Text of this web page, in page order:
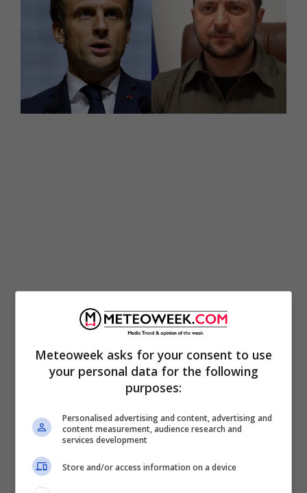
Il presidente francese,Emmanuel Macron
insistito sulla necessità diavviare trattative
tra Russia e Ucraina per arrivare a un
. Macron ha promesso
garanzie europee a Kiev dopo aver definito la
Russia“una potenza temibile”
europei“non vogliono la guerra” .“Il
presidente ucraino dovrà negoziare con la
Meteoweek asks for your consent to use
your personal data for the following
purposes:
Personalised advertising and content, advertising and
content measurement, audience research and
services development
Store and/or access information on a device